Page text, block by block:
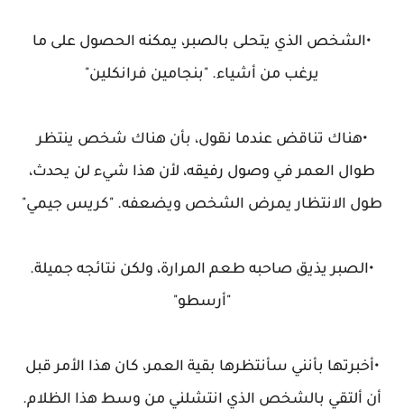
•الشخص الذي يتحلى بالصبر، يمكنه الحصول على ما
يرغب من أشياء. "بنجامين فرانكلين"
•هناك تناقض عندما نقول، بأن هناك شخص ينتظر
طوال العمر في وصول رفيقه، لأن هذا شيء لن يحدث،
طول الانتظار يمرض الشخص ويضعفه. "كريس جيمي"
•الصبر يذيق صاحبه طعم المرارة، ولكن نتائجه جميلة.
"أرسطو"
•أخبرتها بأنني سأنتظرها بقية العمر، كان هذا الأمر قبل
أن ألتقي بالشخص الذي انتشلني من وسط هذا الظلام.